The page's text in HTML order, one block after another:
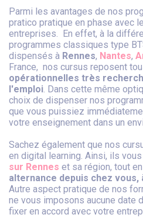
Parmi les avantages de nos
pratico pratique en phase avec
entreprises. En effet, à la
programmes classiques type
dispensés à Rennes, Nantes,
France, nos cursus reposent
opérationnelles très
l'emploi. Dans cette même
choix de dispenser nos
que vous puissiez
votre enseignement dans un
Sachez également que nos
en digital learning. Ainsi, ils
sur Rennes et sa région, tout
alternance depuis chez
Autre aspect pratique de nos
ne vous imposons aucune date
fixer en accord avec votre